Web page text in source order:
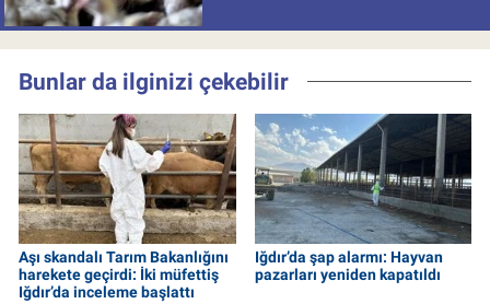
Bunlar da ilginizi çekebilir
Aşı skandalı Tarım Bakanlığını
harekete geçirdi: İki müfettiş
Iğdır’da inceleme başlattı
Iğdır’da şap alarmı: Hayvan
pazarları yeniden kapatıldı